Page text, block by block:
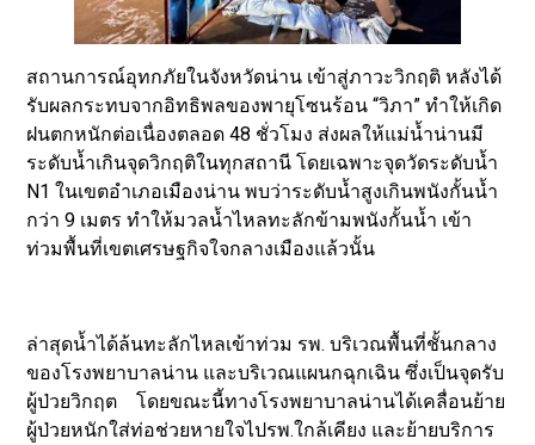
สถานการณ์อุทกภัยในจังหวัดน่าน เข้าสู่ภาวะวิกฤติ หลังได้
รับผลกระทบจากอิทธิพลของพายุโซนร้อน “วิภา” ทำให้เกิด
ฝนตกหนักต่อเนื่องตลอด 48 ชั่วโมง ส่งผลให้แม่น้ำน่านมี
ระดับน้ำเกินจุดวิกฤติในทุกสถานี โดยเฉพาะจุดวัดระดับน้ำ
N1 ในเขตอำเภอเมืองน่าน พบว่าระดับน้ำสูงเกินพนังกั้นน้ำ
กว่า 9 เมตร ทำให้มวลน้ำไหลทะลักข้ามพนังกั้นน้ำ เข้า
ท่วมพื้นที่เขตเศรษฐกิจใจกลางเมืองแล้วนั้น
ล่าสุดน้ำได้ล้นทะลักไหลเข้าท่วม รพ. บริเวณพื้นที่ชั้นกลาง
ของโรงพยาบาลน่าน และบริเวณแผนกฉุกเฉิน ซึ่งเป็นจุดรับ
ผู้ป่วยวิกฤต โดยขณะนี้ทางโรงพยาบาลน่านได้เคลื่อนย้าย
ผู้ป่วยหนักใส่ท่อช่วยหายใจไปรพ.ใกล้เคียง และย้ายบริการ